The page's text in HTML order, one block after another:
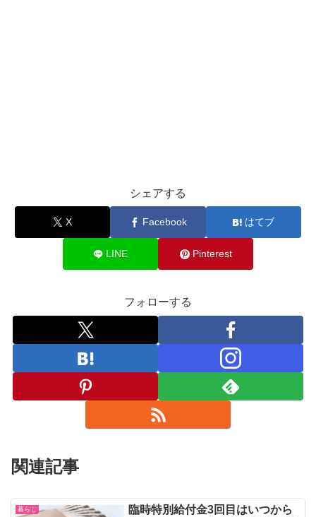
シェアする
X Facebook はてブ
LINE Pinterest
フォローする
関連記事
暮らし
臨時特別給付金3回目はいつから